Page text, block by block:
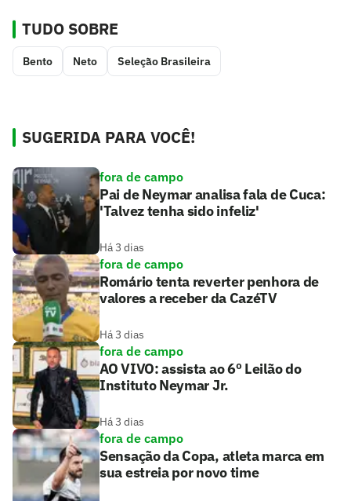
TUDO SOBRE
Bento Neto Seleção Brasileira
SUGERIDA PARA VOCÊ!
fora de campo
Pai de Neymar analisa fala de Cuca:
'Talvez tenha sido infeliz'
Há 3 dias
fora de campo
Romário tenta reverter penhora de
valores a receber da CazéTV
Há 3 dias
fora de campo
AO VIVO: assista ao 6º Leilão do
Instituto Neymar Jr.
Há 3 dias
fora de campo
Sensação da Copa, atleta marca em
sua estreia por novo time